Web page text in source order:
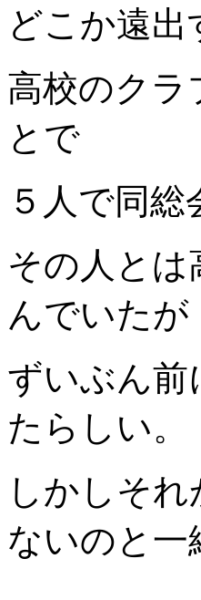
どこか遠
高校のクラ
とで
５人で同総
その人とは
んでいたが
ずいぶん前
たらしい。
しかしそ
ないのと一